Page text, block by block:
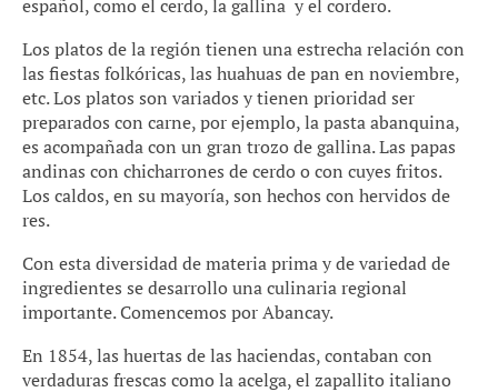
español, como el cerdo, la gallina y el cordero.
Los platos de la región tienen una estrecha relación con
las fiestas folkóricas, las huahuas de pan en noviembre,
etc. Los platos son variados y tienen prioridad ser
preparados con carne, por ejemplo, la pasta abanquina,
es acompañada con un gran trozo de gallina. Las papas
andinas con chicharrones de cerdo o con cuyes fritos.
Los caldos, en su mayoría, son hechos con hervidos de
res.
Con esta diversidad de materia prima y de variedad de
ingredientes se desarrollo una culinaria regional
importante. Comencemos por Abancay.
En 1854, las huertas de las haciendas, contaban con
verdaduras frescas como la acelga, el zapallito italiano